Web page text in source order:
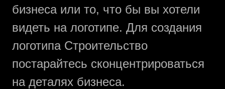
бизнеса или то, что бы вы хотели
видеть на логотипе. Для создания
логотипа Строительство
постарайтесь сконцентрироваться
на деталях бизнеса.